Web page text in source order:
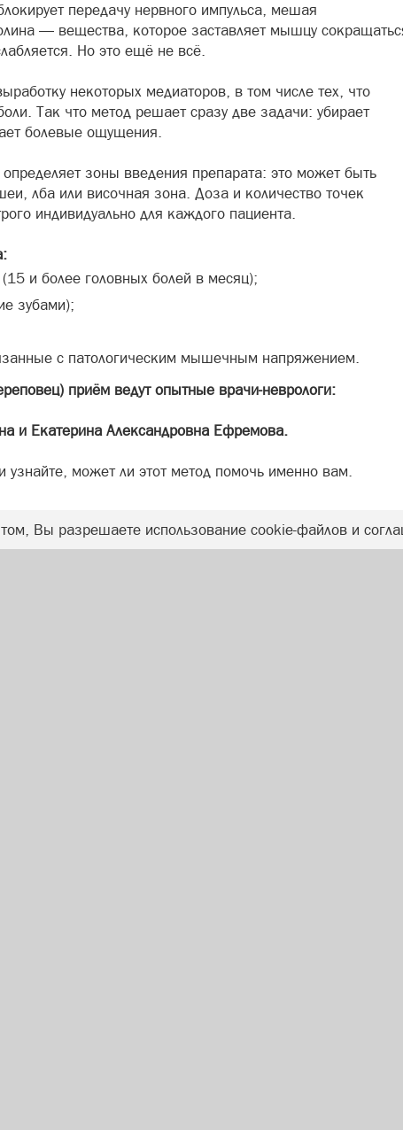
передачу нервного импульса, мешая
— вещества, которое заставляет мышцу
Но это ещё не всё.
некоторых медиаторов, в том числе тех, что
Так что метод решает сразу две задачи: убирает
болевые ощущения.
зоны введения препарата: это может быть
лба или височная зона. Доза и количество точек
индивидуально для каждого пациента.
и более головных болей в месяц);
зубами);
с патологическим мышечным напряжением.
приём ведут опытные врачи-неврологи:
и Екатерина Александровна Ефремова.
может ли этот метод помочь именно вам.
ул. К. Беляева, 73
Вы разрешаете использование cookie-файлов и